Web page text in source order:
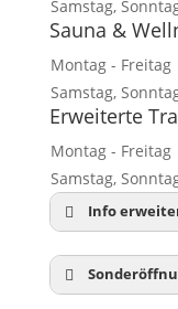
Samstag,
Sauna &
Montag - Freitag
Samstag,
Erweiterte
Montag - Freitag
Samstag,
Info